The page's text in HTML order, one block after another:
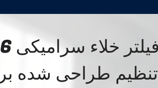
تنظیم طراحی شده